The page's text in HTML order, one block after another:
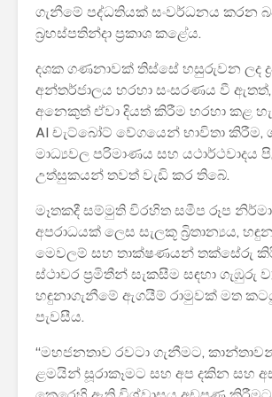
ගැනීමේ පද්ධතියක් සංවර්ධනය කරන
බ්‍රහස්පතින්දා ප්‍රකාශ කළේය.
දශක ගණනාවක් තිස්සේ හසුරුවන ලද
අන්තර්ජාලය හරහා සංසරණය වී ඇතත්,
අනෙකුත් ඒවා දියත් කිරීම හරහා කළ
AI චැට්බෝට් වේගයෙන් භාවිතා කිරීම,
මාධ්‍යවල පරිමාණය සහ යථාර්ථවාදය
උත්සුකයන් තවත් වැඩි කර තිබේ.
මෑතකදී සම්මුති විරහිත සමීප රූප
අපරාධයක් ලෙස සැලකූ බ්‍රිතාන්‍යය,
මෙවලම් සහ තාක්ෂණයන් තක්සේරු
ස්ථාවර ප්‍රමිතීන් සැකසීම සඳහා ගැඹුරු
හඳුනාගැනීමේ ඇගයීම් රාමුවක් මත
පැවසීය.
“මහජනතාව රවටා ගැනීමට,
ළමයින් සූරාකෑමට සහ අප දකින සහ
පාසල්වල පළමු
ශ්‍රේණිය සඳහා ළමයින්
චක්‍රලේඛය
Adobe විසින්
Photoshop, Acrobat
මෙවලම් ChatGPT
වෙත සම්බන්ධ කරයි.
Power BI විශාලතම
2026 යාවත්කාලීනය
නියමිතයි.
IPhone සහ Android